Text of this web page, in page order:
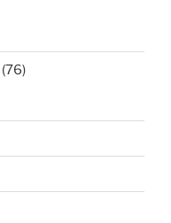
(76)